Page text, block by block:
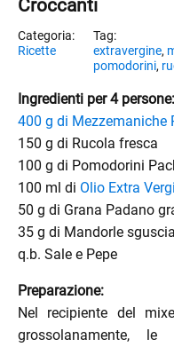
Croccanti
Ricette extravergine,
pomodorini,
Ingredienti per 4 persone:
400 g di Mezzemaniche
150 g di Rucola fresca
100 g di Pomodorini
100 ml di Olio Extra
50 g di Grana Padano
35 g di Mandorle
q.b. Sale e Pepe
Preparazione:
Nel recipiente del
grossolanamente,